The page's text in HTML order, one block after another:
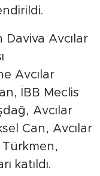
Daviva Avcılar
Avcılar
İBB Meclis
Avcılar
Can, Avcılar
Türkmen,
katıldı.